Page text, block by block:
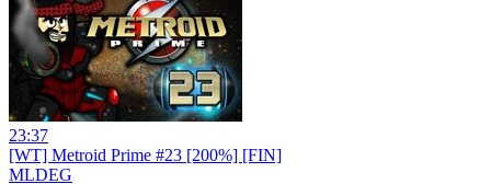
23:37
[WT] Metroid Prime #23 [200%] [FIN]
MLDEG